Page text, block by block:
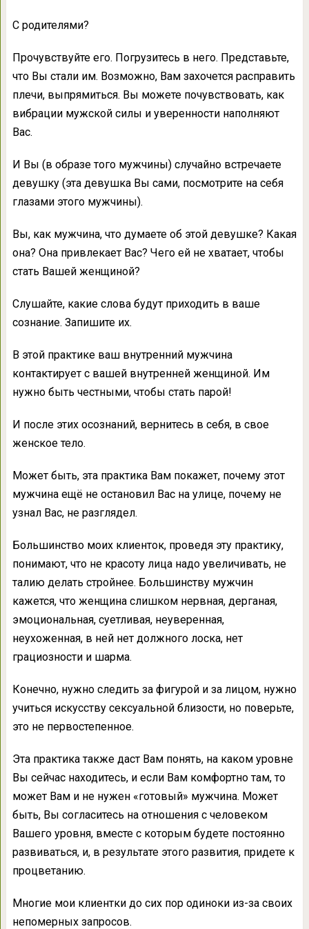
С родителями?
Прочувствуйте его. Погрузитесь в него. Представьте,
что Вы стали им. Возможно, Вам захочется расправить
плечи, выпрямиться. Вы можете почувствовать, как
вибрации мужской силы и уверенности наполняют
Вас.
И Вы (в образе того мужчины) случайно встречаете
девушку (эта девушка Вы сами, посмотрите на себя
глазами этого мужчины).
Вы, как мужчина, что думаете об этой девушке? Какая
она? Она привлекает Вас? Чего ей не хватает, чтобы
стать Вашей женщиной?
Слушайте, какие слова будут приходить в ваше
сознание. Запишите их.
В этой практике ваш внутренний мужчина
контактирует с вашей внутренней женщиной. Им
нужно быть честными, чтобы стать парой!
И после этих осознаний, вернитесь в себя, в свое
женское тело.
Может быть, эта практика Вам покажет, почему этот
мужчина ещё не остановил Вас на улице, почему не
узнал Вас, не разглядел.
Большинство моих клиенток, проведя эту практику,
понимают, что не красоту лица надо увеличивать, не
талию делать стройнее. Большинству мужчин
кажется, что женщина слишком нервная, дерганая,
эмоциональная, суетливая, неуверенная,
неухоженная, в ней нет должного лоска, нет
грациозности и шарма.
Конечно, нужно следить за фигурой и за лицом, нужно
учиться искусству сексуальной близости, но поверьте,
это не первостепенное.
Эта практика также даст Вам понять, на каком уровне
Вы сейчас находитесь, и если Вам комфортно там, то
может Вам и не нужен «готовый» мужчина. Может
быть, Вы согласитесь на отношения с человеком
Вашего уровня, вместе с которым будете постоянно
развиваться, и, в результате этого развития, придете к
процветанию.
Многие мои клиентки до сих пор одиноки из-за своих
непомерных запросов.